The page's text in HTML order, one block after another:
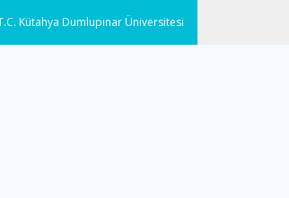
Kütahya Dumlupınar Üniversitesi